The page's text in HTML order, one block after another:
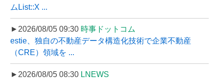
ムList::X ...
►2026/08/05 09:30 時事ドットコム
estie、独自の不動産データ構造化技術で企業不動産
（CRE）領域を ...
►2026/08/05 08:30 LNEWS